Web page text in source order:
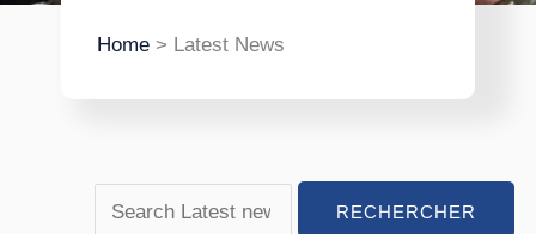
Home > Latest News